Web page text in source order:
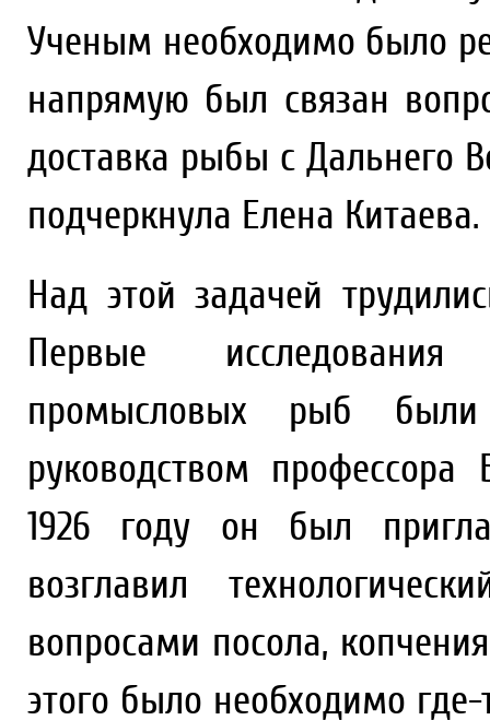
Ученым необходимо было
напрямую был связан
доставка рыбы с Дальнего
подчеркнула Елена Китаева.
Над этой задачей
Первые исследования
промысловых рыб
руководством
1926 году он был
возглавил
вопросами посола,
этого было необходимо